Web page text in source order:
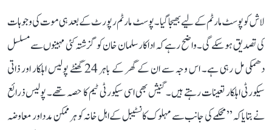
لاش کو پوسٹ مارٹم کے لیے بھیجا گیا۔ پوسٹ مارٹم رپورٹ کے بعد ہی موت کی وجوہات
کی تصدیق ہو سکے گی۔ واضح رہے کہ اداکار سلمان خان کو گزشتہ کئی مہینوں سے مسلسل
دھمکی مل رہی ہے۔ اس وجہ سے ان کے گھر کے باہر 24 گھنٹے پولیس اہلکار اور ذاتی
سیکورٹی اہلکار تعینات رہتے ہیں۔ گنیش بھی اسی سیکورٹی ٹیم کا حصہ تھے۔ پولیس ذرائع
نے بتایا کہ’’ محکمے کی جانب سے مہلوک کانسٹیبل کے اہل خانہ کو ہر ممکن مدد اور معاوضہ